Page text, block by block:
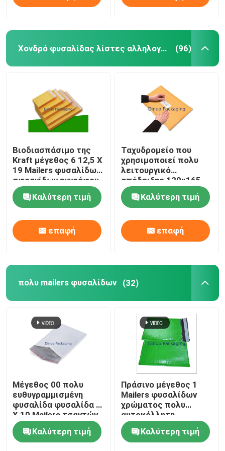
Χονδρό φυσαλίδας λίστες αλληλογραφίας (96)
Βιοδιασπάσιμο της
Kraft μέγεθος 6 12,5 X
19 Mailers φυσαλίδων
σφραγίδων εγγράφου
μόνο για τη ναυτιλία
Καλύτερη τιμή
επαφή
Ταχυδρομείο που
χρησιμοποιεί πολυ
λειτουργικό
απόδειξης 120x165
ακτινοβολίας Mailers
φυσαλίδων της Kraft
Καλύτερη τιμή
επαφή
πολυ mailers φυσαλίδων (32)
Μέγεθος 00 πολυ
ευθυγραμμισμένη
φυσαλίδα φυσαλίδα 5
X 10 Mailers τσαντών
για τη σαφή χρήση
παράδοσης
Καλύτερη τιμή
Πράσινο μέγεθος 1
Mailers φυσαλίδων
χρώματος πολυ
αυτοκόλλητη
σφραγίδα φακέλων
αεροφυσαλίδων
Καλύτερη τιμή